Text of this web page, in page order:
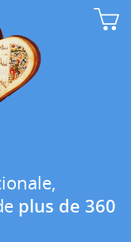
plus de 360